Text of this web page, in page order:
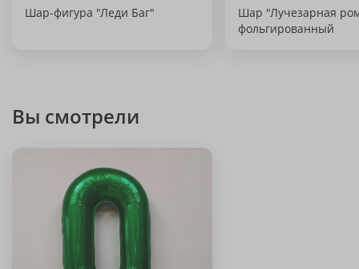
Шар-фигура "Леди Баг"
Шар "Лучезарная
фольгированный
Вы смотрели